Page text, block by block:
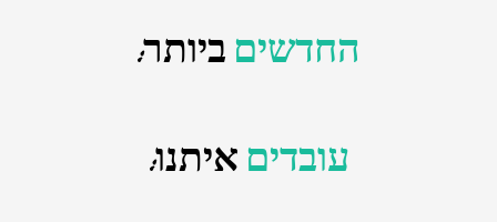
החדשיםביותר:
עובדיםאיתנו: